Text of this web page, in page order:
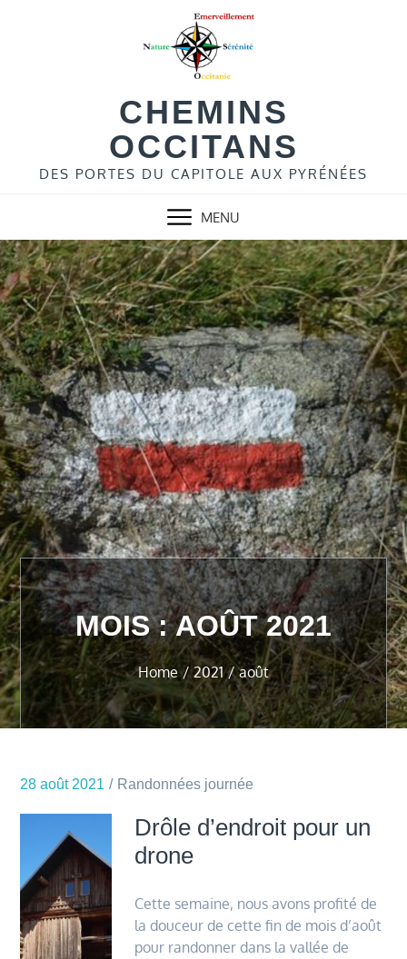
CHEMINS
OCCITANS
DES PORTES DU CAPITOLE AUX PYRÉNÉES
MENU
MOIS :AOÛT 2021
Home 2021 août
28 août 2021 Randonnées journée
Drôle d’endroit pour un
drone
Cette semaine, nous avons profité de
la douceur de cette fin de mois d’août
pour randonner dans la vallée de